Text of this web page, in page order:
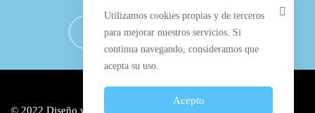
© 2022 Diseño web por y alojado en los
Utilizamos cookies propias y de terceros
para mejorar nuestros servicios. Si
continua navegando, consideramos que
acepta su uso.
Acepto